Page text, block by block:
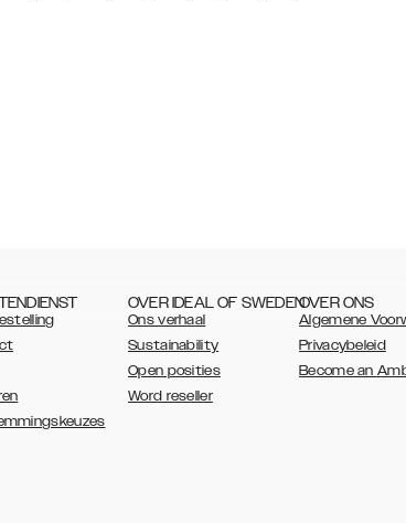
OVER IDEAL OF SWEDEN
Ons verhaal
Sustainability
Open posities
Word reseller
OVER ONS
Algemene
Privacybeleid
Become an
AUSTRALIA